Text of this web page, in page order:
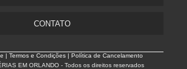
CONTATO
|Termos e Condições | Política de Cancelamento
EM ORLANDO - Todos os direitos reservados